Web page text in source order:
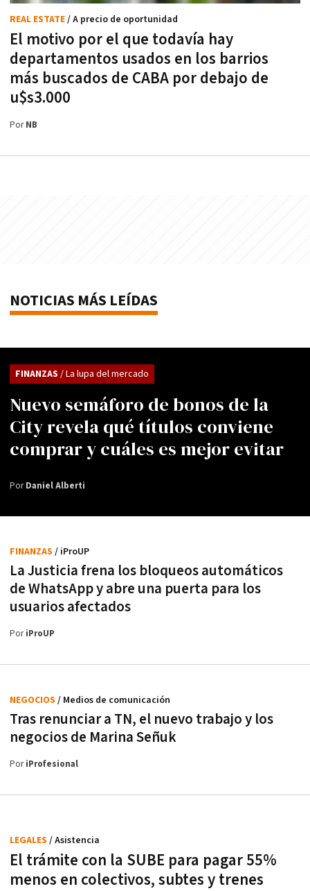
El motivo por el que todavía hay
departamentos usados en los barrios
más buscados de CABA por debajo de
u$s3.000
REAL ESTATE/ A precio de oportunidad
PorNB
NOTICIAS MÁS LEÍDAS
Nuevo semáforo de bonos de la
City revela qué títulos conviene
comprar y cuáles es mejor evitar
FINANZAS / La lupa del mercado
PorDaniel Alberti
La Justicia frena los bloqueos automáticos
de WhatsApp y abre una puerta para los
usuarios afectados
FINANZAS / iProUP
PoriProUP
Tras renunciar a TN, el nuevo trabajo y los
negocios de Marina Señuk
NEGOCIOS / Medios de comunicación
PoriProfesional
El trámite con la SUBE para pagar 55%
menos en colectivos, subtes y trenes
LEGALES / Asistencia